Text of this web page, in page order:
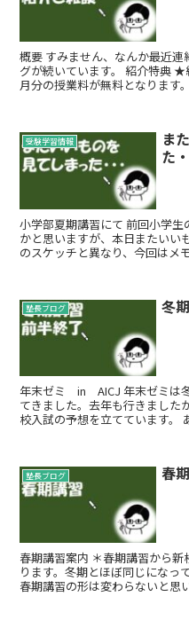
概要 すみません、なんか最近連絡事項と言うか、宣伝チックなブロ
グが続いています。 紹介特典 ★紹介者様は年長子さまの通常月ひと
月分の授業料が無料となりま
受験学習情報
ま
た
小学部夏期講習にて 前回小学生の子の理科のスケッチをご紹介した
かと思いますが、本日またいいも
のスケッチと異なり、今回はメ
塾長ブログ 冬
年末ゼミ in AICJ 年末ゼミは冬期講習開始の合図 今年もAICJ行っ
てきました。去年も行きました
塾長ブログ 春
春期講習案内 ＊春期講習から新校舎 こちらが春期講習の時間割にな
ります。冬期とほぼ同じになっています。 たぶん今
春期講習の形は変わらないと思